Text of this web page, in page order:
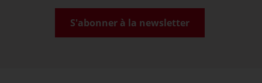
S'abonner à la newsletter